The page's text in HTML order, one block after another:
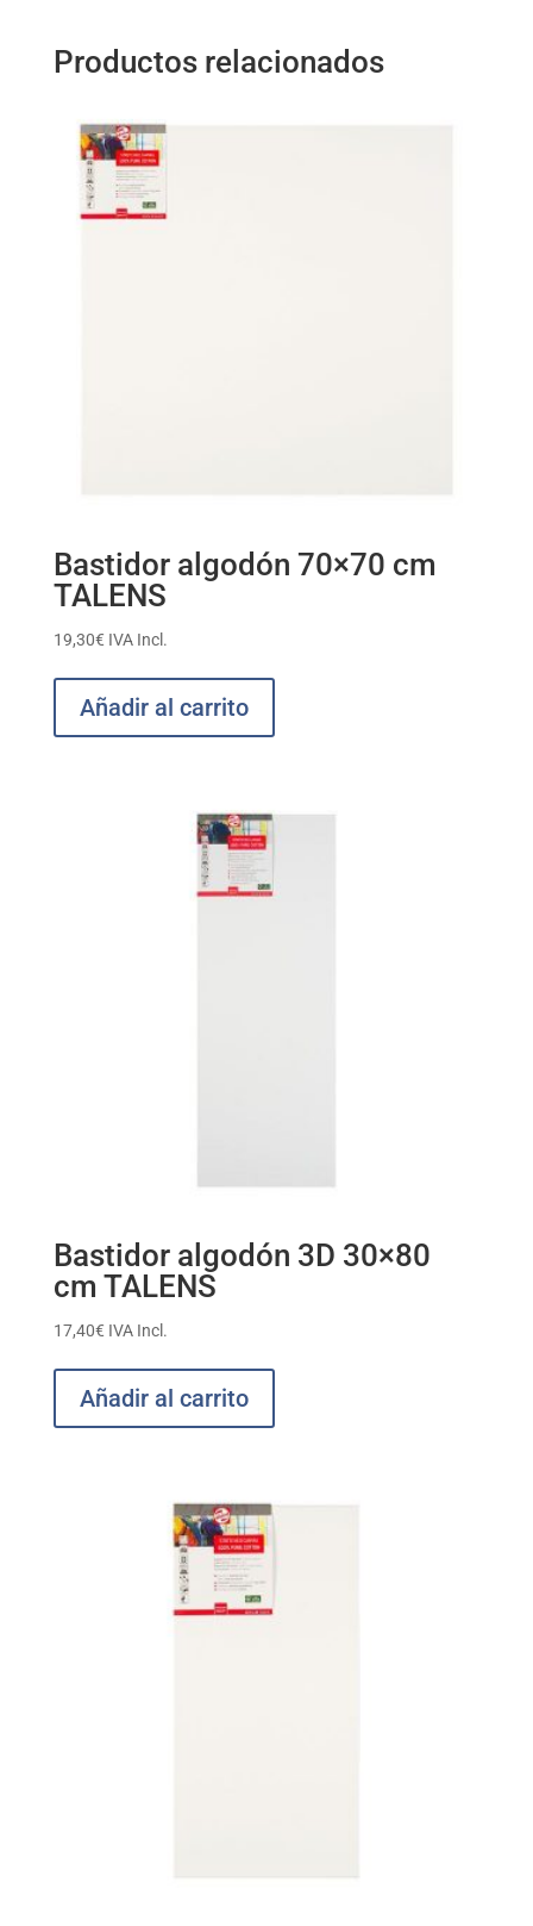
Productos relacionados
Bastidor algodón 70×70 cm
TALENS
19,30€ IVA Incl.
Añadir al carrito
Bastidor algodón 3D 30×80
cm TALENS
17,40€ IVA Incl.
Añadir al carrito